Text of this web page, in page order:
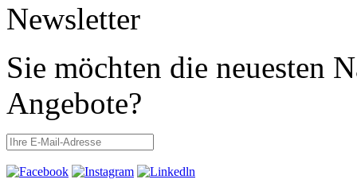
Newsletter
Sie möchten die neuesten
Angebote?